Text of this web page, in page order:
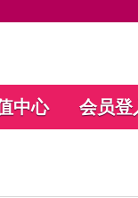
中心 会员登